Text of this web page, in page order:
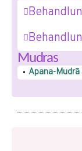
Mudras
Apana-Mudrā